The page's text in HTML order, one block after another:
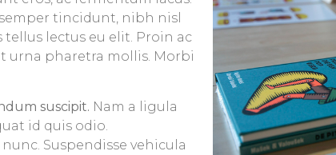
tincidunt, nibh nisl
lectus eu elit. Proin ac
urna pharetra mollis. Morbi
suscipit. Nam a ligula
id quis odio.
Suspendisse vehicula